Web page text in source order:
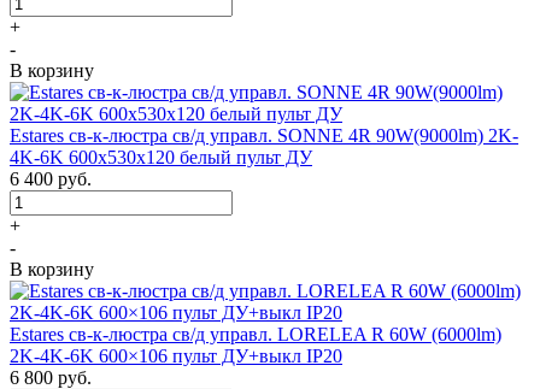
+
-
В корзину
Estares св-к-люстра св/д управл. SONNE 4R 90W(9000lm) 2K-
4K-6K 600x530x120 белый пульт ДУ
6 400 руб.
+
-
В корзину
Estares св-к-люстра св/д управл. LORELEA R 60W (6000lm)
2K-4K-6K 600×106 пульт ДУ+выкл IP20
6 800 руб.